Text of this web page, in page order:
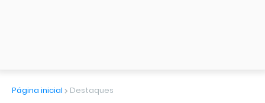
Página inicial Destaques